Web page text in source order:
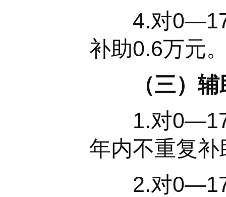
4.对0—17
补助0.6万元
（三）
1.对0—17
年内不重复补
2.对0—17